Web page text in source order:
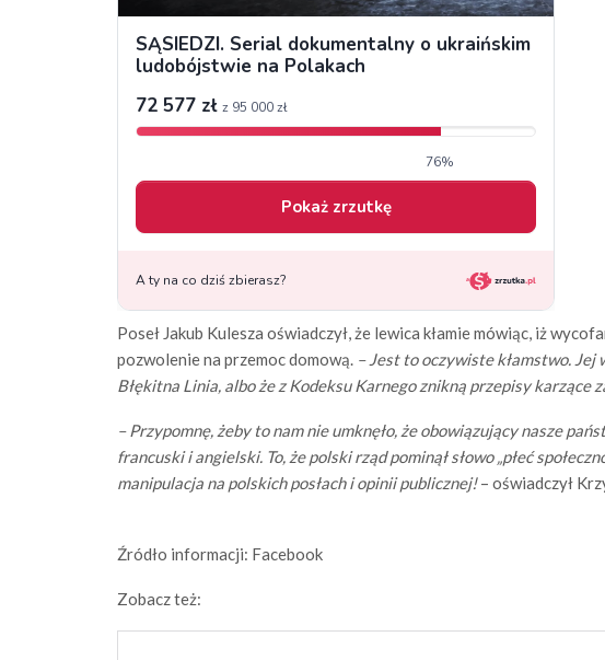
Poseł Jakub Kulesza oświadczył, że lewica kłamie mówiąc, iż
pozwolenie na przemoc domową. – Jest to oczywiste kłamstwo. Jej
Błękitna Linia, albo że z Kodeksu Karnego znikną przepisy karzące
– Przypomnę, żeby to nam nie umknęło, że obowiązujący nasze
francuski i angielski. To, że polski rząd pominął słowo „płeć
manipulacja na polskich posłach i opinii publicznej!– oświadczył
Źródło informacji: Facebook
Zobacz też: